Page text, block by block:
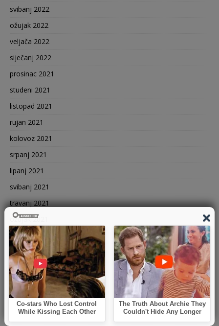
svibanj 2022
ožujak 2022
veljača 2022
siječanj 2022
prosinac 2021
studeni 2021
listopad 2021
rujan 2021
kolovoz 2021
srpanj 2021
lipanj 2021
svibanj 2021
travanj 2021
ožujak 2021
veljača 2021
siječanj 2021
prosinac 2020
studeni 2020
listopad 2020
rujan 2020